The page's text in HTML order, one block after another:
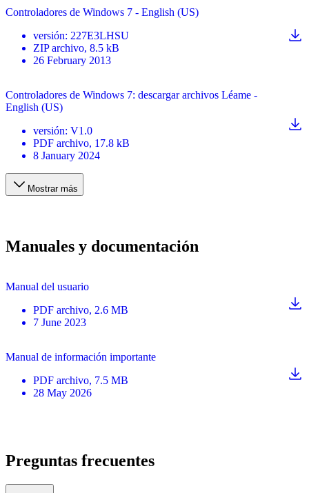
Controladores de Windows 7 - English (US)
versión: 227E3LHSU
ZIP archivo, 8.5 kB
26 February 2013
Controladores de Windows 7: descargar archivos Léame -
English (US)
versión: V1.0
PDF archivo, 17.8 kB
8 January 2024
Mostrar más
Manuales y documentación
Manual del usuario
PDF archivo, 2.6 MB
7 June 2023
Manual de información importante
PDF archivo, 7.5 MB
28 May 2026
Preguntas frecuentes